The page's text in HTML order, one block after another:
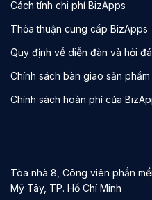
Cách tính chi phí BizApps
Thỏa thuận cung cấp BizApps
Quy định về diễn đàn và hỏi
Chính sách bàn giao sản phẩm
Chính sách hoàn phí của
Tòa nhà 8, Công viên phần
Mỹ Tây, TP. Hồ Chí Minh